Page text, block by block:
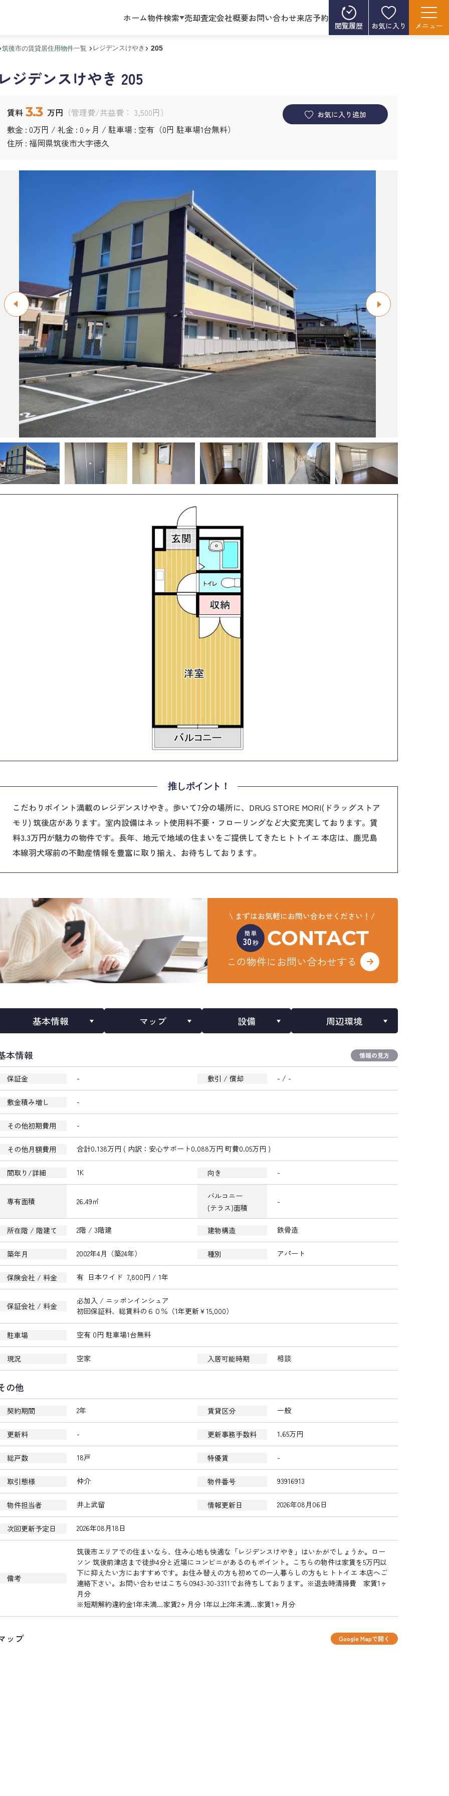
ホーム物件検索 売却査定会社概要お問い合わせ来店予約
閲覧履歴 お気に入り メニュー
筑後市の賃貸居住用物件一覧 レジデンスけやき 205
レジデンスけやき 205
賃料 3.3 万円 （管理費/共益費： 3,500円）
敷金 : 0万円 / 礼金 : 0ヶ月 / 駐車場 : 空有（0円 駐車場1台無料）
住所 : 福岡県筑後市大字徳久
お気に入り追加
推しポイント！
こだわりポイント満載のレジデンスけやき。歩いて7分の場所に、DRUG STORE MORI(ドラッグストア
モリ) 筑後店があります。室内設備はネット使用料不要・フローリングなど大変充実しております。賃
料3.3万円が魅力の物件です。長年、地元で地域の住まいをご提供してきたヒトトイエ 本店は、鹿児島
本線羽犬塚前の不動産情報を豊富に取り揃え、お待ちしております。
まずはお気軽にお問い合わせください！
簡単
30秒 CONTACT
この物件にお問い合わせする
基本情報 マップ 設備 周辺環境
本情報 情報の見方
保証金 - 敷引 / 償却 - / -
敷金積み増し -
その他初期費用 -
その他月額費用 合計0.138万円 ( 内訳：安心サポート0.088万円 町費0.05万円 )
間取り/詳細 1K 向き -
専有面積 26.49㎡
バルコニー
(テラス)面積
-
所在階 / 階建て 2階 / 3階建 建物構造 鉄骨造
築年月 2002年4月（築24年） 種別 アパート
保険会社 / 料金 有 日本ワイド 7,800円 / 1年
保証会社 / 料金
必加入 / ニッポンインシュア
初回保証料、総賃料の６０％（1年更新￥15,000）
駐車場 空有 0円 駐車場1台無料
現況 空家 入居可能時期 相談
の他
契約期間 2年 賃貸区分 一般
更新料 - 更新事務手数料 1.65万円
総戸数 18戸 特優賃 -
取引態様 仲介 物件番号 93916913
物件担当者 井上武留 情報更新日 2026年08月06日
次回更新予定日 2026年08月18日
備考
筑後市エリアでの住まいなら、住み心地も快適な「レジデンスけやき」はいかがでしょうか。ロー
ソン 筑後前津店まで徒歩4分と近場にコンビニがあるのもポイント。こちらの物件は家賃を5万円以
下に抑えたい方におすすめです。お住み替えの方も初めての一人暮らしの方もヒトトイエ 本店へご
連絡下さい。お問い合わせはこちら0943-30-3311でお待ちしております。※退去時清掃費 家賃1ヶ
月分
※短期解約違約金1年未満…家賃2ヶ月分 1年以上2年未満…家賃1ヶ月分
ップ Google Mapで開く